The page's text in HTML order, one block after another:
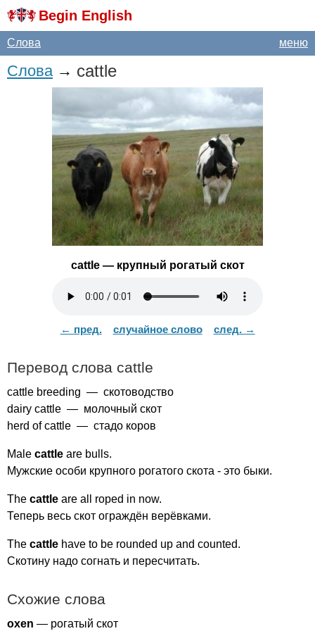
Begin English
меню
Слова
Слова→ cattle
cattle— крупный рогатый скот
← пред. случайное слово след. →
Перевод слова cattle
cattle breeding — скотоводство
dairy cattle — молочный скот
herd of cattle — стадо коров
Male cattle are bulls.
Мужские особи крупного рогатого скота - это быки.
The cattle are all roped in now.
Теперь весь скот ограждён верёвками.
The cattle have to be rounded up and counted.
Скотину надо согнать и пересчитать.
Схожие слова
oxen — рогатый скот